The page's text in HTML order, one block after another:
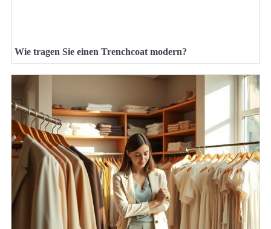
Wie tragen Sie einen Trenchcoat modern?